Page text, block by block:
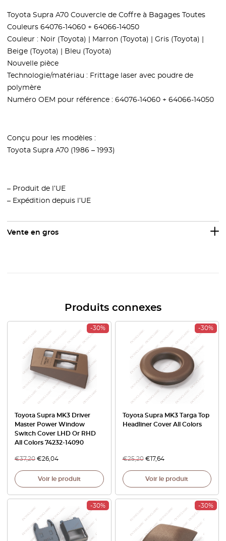
Toyota Supra A70 Couvercle de Coffre à Bagages Toutes
Couleurs 64076-14060 + 64066-14050
Couleur : Noir (Toyota) | Marron (Toyota) | Gris (Toyota) |
Beige (Toyota) | Bleu (Toyota)
Nouvelle pièce
Technologie/matériau : Frittage laser avec poudre de
polymère
Numéro OEM pour référence : 64076-14060 + 64066-14050
Conçu pour les modèles :
Toyota Supra A70 (1986 – 1993)
– Produit de l’UE
– Expédition depuis l’UE
Vente en gros
Produits connexes
-30%
Toyota Supra MK3 Driver
Master Power Window
Switch Cover LHD Or RHD
All Colors 74232-14090
€37,20 €26,04
Voir le produit
-30%
Toyota Supra MK3 Targa Top
Headliner Cover All Colors
€25,20 €17,64
Voir le produit
-30% -30%